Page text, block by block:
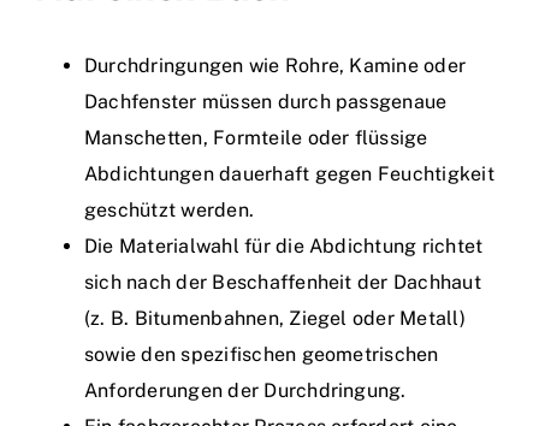
Durchdringungen wie Rohre, Kamine oder
Dachfenster müssen durch passgenaue
Manschetten, Formteile oder flüssige
Abdichtungen dauerhaft gegen Feuchtigkeit
geschützt werden.
Die Materialwahl für die Abdichtung richtet
sich nach der Beschaffenheit der Dachhaut
(z. B. Bitumenbahnen, Ziegel oder Metall)
sowie den spezifischen geometrischen
Anforderungen der Durchdringung.